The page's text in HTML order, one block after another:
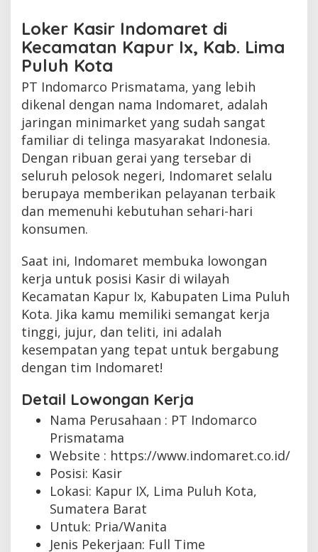
Loker Kasir Indomaret di
Kecamatan Kapur Ix, Kab. Lima
Puluh Kota
PT Indomarco Prismatama, yang lebih
dikenal dengan nama Indomaret, adalah
jaringan minimarket yang sudah sangat
familiar di telinga masyarakat Indonesia.
Dengan ribuan gerai yang tersebar di
seluruh pelosok negeri, Indomaret selalu
berupaya memberikan pelayanan terbaik
dan memenuhi kebutuhan sehari-hari
konsumen.
Saat ini, Indomaret membuka lowongan
kerja untuk posisi Kasir di wilayah
Kecamatan Kapur Ix, Kabupaten Lima Puluh
Kota. Jika kamu memiliki semangat kerja
tinggi, jujur, dan teliti, ini adalah
kesempatan yang tepat untuk bergabung
dengan tim Indomaret!
Detail Lowongan Kerja
Nama Perusahaan : PT Indomarco
Prismatama
Website : https://www.indomaret.co.id/
Posisi: Kasir
Lokasi: Kapur IX, Lima Puluh Kota,
Sumatera Barat
Untuk: Pria/Wanita
Jenis Pekerjaan: Full Time